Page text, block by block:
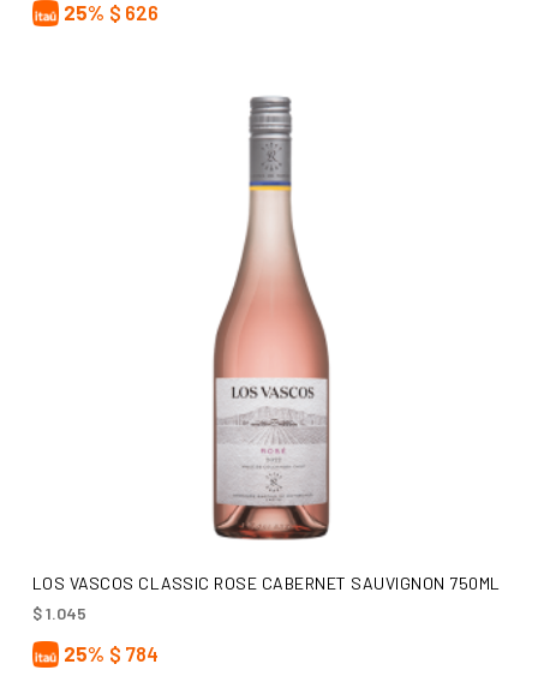
25% $ 626
AÑADIR AL CARRITO
LOS VASCOS CLASSIC ROSE CABERNET SAUVIGNON 750ML
$1.045
25% $ 784